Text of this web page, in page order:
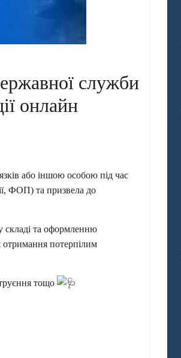
служби
онлайн
або іншою особою під час
ФОП) та призвела до
складі та оформленню
отримання потерпілим
тощо